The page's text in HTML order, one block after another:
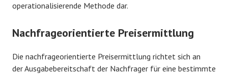
operationalisierende Methode dar.
Nachfrageorientierte Preisermittlung
Die nachfrageorientierte Preisermittlung richtet sich an
der Ausgabebereitschaft der Nachfrager für eine bestimmte